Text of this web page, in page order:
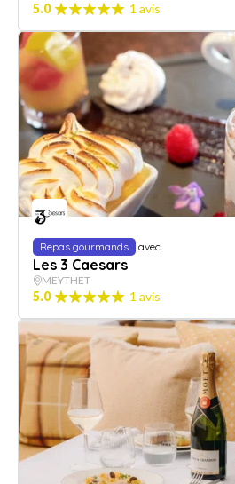
5.0 1 avis
Repas gourmands avec
Les 3 Caesars
MEYTHET
5.0 1 avis